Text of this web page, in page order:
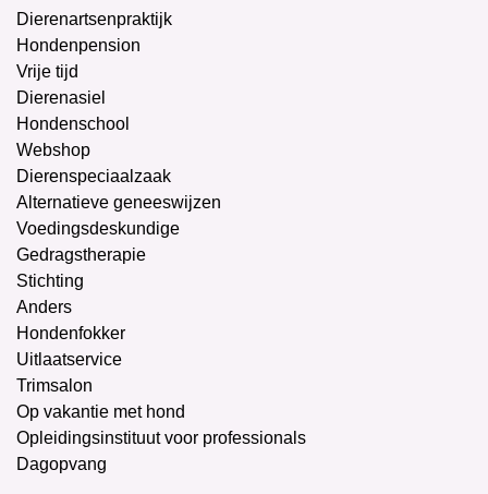
Dierenartsenpraktijk
Hondenpension
Vrije tijd
Dierenasiel
Hondenschool
Webshop
Dierenspeciaalzaak
Alternatieve geneeswijzen
Voedingsdeskundige
Gedragstherapie
Stichting
Anders
Hondenfokker
Uitlaatservice
Trimsalon
Op vakantie met hond
Opleidingsinstituut voor professionals
Dagopvang